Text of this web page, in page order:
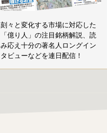
刻々と変化する市場に対応した
「億り人」の注目銘柄解説、読
み応え十分の著名人ロングイン
タビューなどを連日配信！